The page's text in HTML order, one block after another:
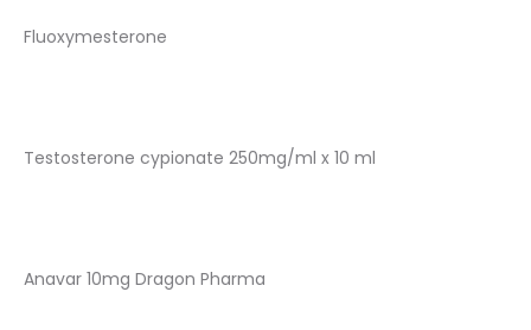
Fluoxymesterone
Testosterone cypionate 250mg/ml x 10 ml
Anavar 10mg Dragon Pharma